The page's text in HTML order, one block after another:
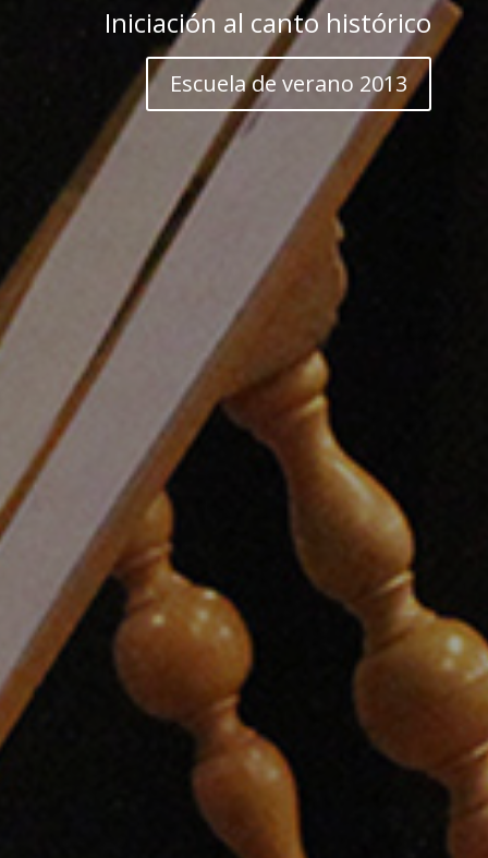
Iniciación al canto histórico
Escuela de verano 2013